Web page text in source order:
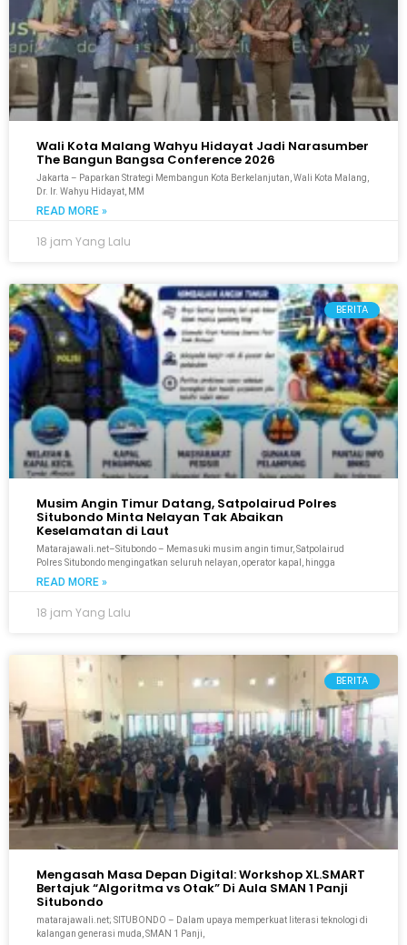
Wali Kota Malang Wahyu Hidayat Jadi Narasumber
The Bangun Bangsa Conference 2026
Jakarta – Paparkan Strategi Membangun Kota Berkelanjutan, Wali Kota Malang,
Dr. Ir. Wahyu Hidayat, MM
READ MORE »
18 jam Yang Lalu
BERITA
Musim Angin Timur Datang, Satpolairud Polres
Situbondo Minta Nelayan Tak Abaikan
Keselamatan di Laut
Matarajawali.net–Situbondo – Memasuki musim angin timur, Satpolairud
Polres Situbondo mengingatkan seluruh nelayan, operator kapal, hingga
READ MORE »
18 jam Yang Lalu
BERITA
Mengasah Masa Depan Digital: Workshop XL.SMART
Bertajuk “Algoritma vs Otak” Di Aula SMAN 1 Panji
Situbondo
matarajawali.net; SITUBONDO – Dalam upaya memperkuat literasi teknologi di
kalangan generasi muda, SMAN 1 Panji,